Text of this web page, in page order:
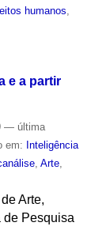
humanos,
e a partir
— última
em: Inteligência
, Arte,
Arte,
de Pesquisa